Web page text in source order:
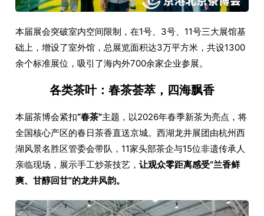
本届展会突破室内空间限制，在1号、3号、11号三大展馆基
础上，增设了室外馆，总展览面积达3万平方米，共设1300
余个标准展位，吸引了海内外700余家企业参展。
各类茶叶：春茶荟萃，四海飘香
本届茶博会紧扣“春茶”主题，以2026年春季新茶为亮点，将
全国核心产区的春日茶香直送京城。西湖龙井展团由杭州西
湖风景名胜区管委会带队，11家头部茶企与15位非遗传承人
亲临现场，展示手工炒茶技艺， 让观众零距离感受“兰香鲜
爽、甘醇回甘”的龙井风韵。